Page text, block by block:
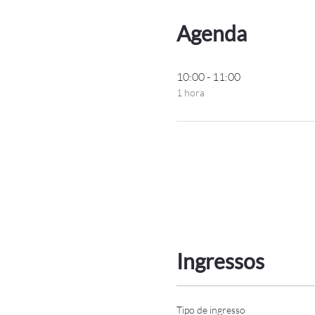
Agenda
10:00 - 11:00
1 hora
Ingressos
Tipo de ingresso